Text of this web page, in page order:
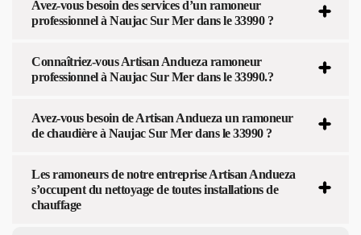
Avez-vous besoin des services d’un ramoneur
professionnel à Naujac Sur Mer dans le 33990 ?
Connaîtriez-vous Artisan Andueza ramoneur
professionnel à Naujac Sur Mer dans le 33990.?
Avez-vous besoin de Artisan Andueza un ramoneur
de chaudière à Naujac Sur Mer dans le 33990 ?
Les ramoneurs de notre entreprise Artisan Andueza
s’occupent du nettoyage de toutes installations de
chauffage